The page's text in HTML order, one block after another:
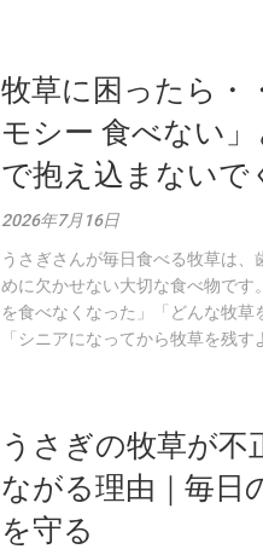
牧草に困ったら・
モシー 食べない
で抱え込まないで
2026年7月16日
うさぎさんが毎日食べる牧草は
めに欠かせない大切な食べ物です
を食べなくなった」「どんな牧草
「シニアになってから牧草を残す
うさぎの牧草が不
ながる理由｜毎日
を守る